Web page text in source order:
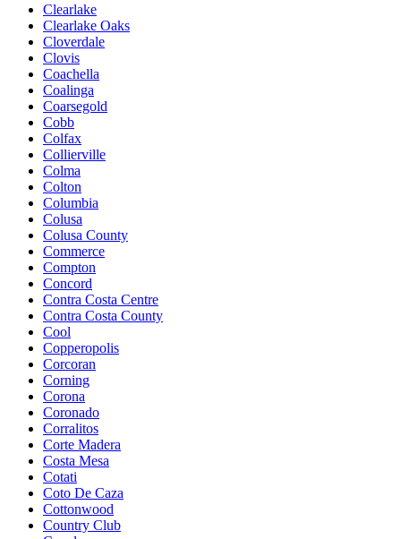
Clearlake
Clearlake Oaks
Cloverdale
Clovis
Coachella
Coalinga
Coarsegold
Cobb
Colfax
Collierville
Colma
Colton
Columbia
Colusa
Colusa County
Commerce
Compton
Concord
Contra Costa Centre
Contra Costa County
Cool
Copperopolis
Corcoran
Corning
Corona
Coronado
Corralitos
Corte Madera
Costa Mesa
Cotati
Coto De Caza
Cottonwood
Country Club